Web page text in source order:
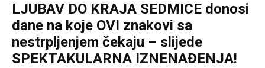
LJUBAV DO KRAJA SEDMICE donosi
dane na koje OVI znakovi sa
nestrpljenjem čekaju – slijede
SPEKTAKULARNA IZNENAĐENJA!